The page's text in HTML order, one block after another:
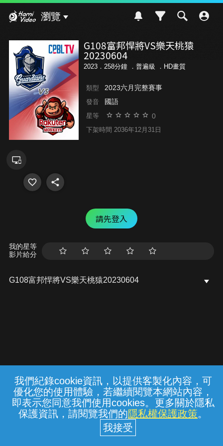
我們紀錄cookie資訊，以提供客製化內容，可
優化您的使用體驗，若繼續閱覽本網站內容，
即表示您同意我們使用cookies。更多關於隱私
保護資訊，請閱覽我們的隱私權保護政策。
瀏覽
G108富邦悍將VS樂天桃猿
20230604
2023．258分鐘 ． 普遍級 ．HD畫質
類型 2023六月完整賽事
發音 國語
星等 0
下架時間 2036年12月31日
請先登入
我的星等
影片給分
G108富邦悍將VS樂天桃猿20230604
常見問題 線上客服 服務條款 隱私權保護
中華電信股份有限公司個人家庭分公司
(統一編號：96979949) © 2026
{{notifyMsg}}